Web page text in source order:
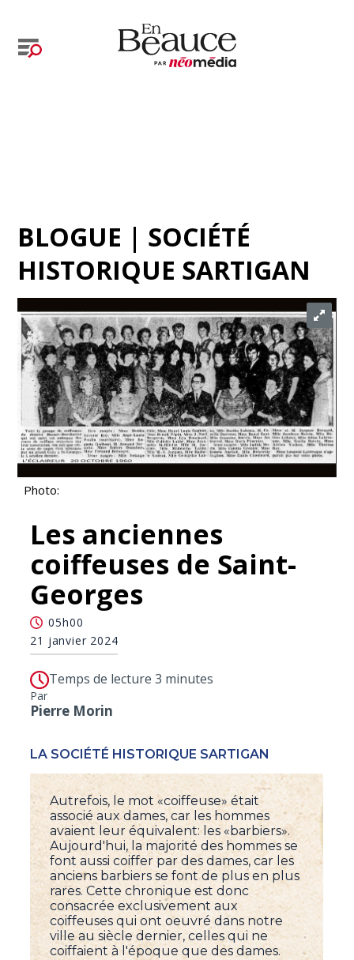
BLOGUE | SOCIÉTÉ
HISTORIQUE SARTIGAN
Photo:
Les anciennes
coiffeuses de Saint-
Georges
05h00
21 janvier 2024
Temps de lecture 3 minutes
Par
Pierre Morin
LA SOCIÉTÉ HISTORIQUE SARTIGAN
Autrefois, le mot «coiffeuse» était
associé aux dames, car les hommes
avaient leur équivalent: les «barbiers».
Aujourd'hui, la majorité des hommes se
font aussi coiffer par des dames, car les
anciens barbiers se font de plus en plus
rares. Cette chronique est donc
consacrée exclusivement aux
coiffeuses qui ont oeuvré dans notre
ville au siècle dernier, celles qui ne
coiffaient à l'époque que des dames.